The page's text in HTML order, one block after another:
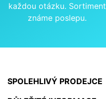
každou otázku. Sortiment
známe poslepu.
SPOLEHLIVÝ PRODEJCE